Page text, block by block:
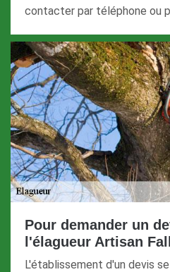
contacter par téléphone ou
Pour demander un
l'élagueur Artisan
L'établissement d'un devis